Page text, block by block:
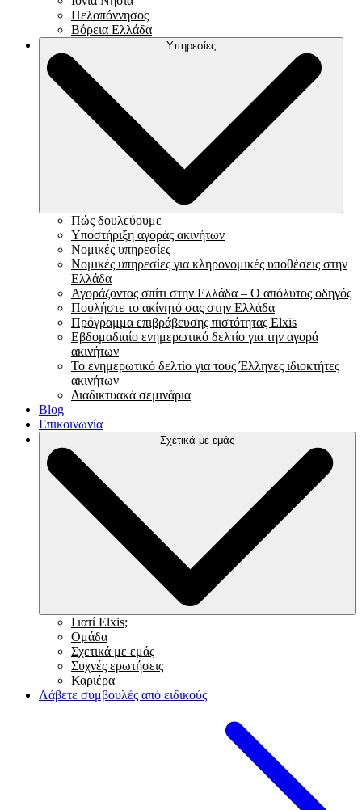
Πελοπόννησος
Βόρεια Ελλάδα
Υπηρεσίες
Πώς δουλεύουμε
Υποστήριξη αγοράς ακινήτων
Νομικές υπηρεσίες
Νομικές υπηρεσίες για κληρονομικές υποθέσεις στην
Ελλάδα
Αγοράζοντας σπίτι στην Ελλάδα – Ο απόλυτος οδηγός
Πουλήστε το ακίνητό σας στην Ελλάδα
Πρόγραμμα επιβράβευσης πιστότητας Elxis
Εβδομαδιαίο ενημερωτικό δελτίο για την αγορά
ακινήτων
Το ενημερωτικό δελτίο για τους Έλληνες ιδιοκτήτες
ακινήτων
Διαδικτυακά σεμινάρια
Blog
Επικοινωνία
Σχετικά με εμάς
Γιατί Elxis;
Ομάδα
Σχετικά με εμάς
Συχνές ερωτήσεις
Καριέρα
Λάβετε συμβουλές από ειδικούς